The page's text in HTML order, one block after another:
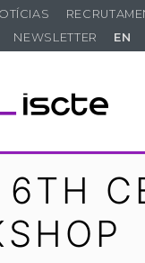
NEWSLETTER
EN